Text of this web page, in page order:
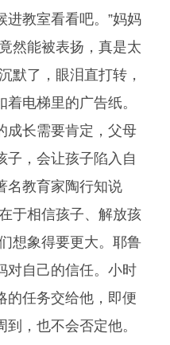
进教室看看吧。”妈妈
然能被表扬，真是太
默了，眼泪直打转，
电梯里的广告纸。
成长需要肯定，父母
子，会让孩子陷入自
名教育家陶行知说
于相信孩子、解放孩
想象得要更大。耶鲁
对自己的信任。小时
的任务交给他，即便
，也不会否定他。